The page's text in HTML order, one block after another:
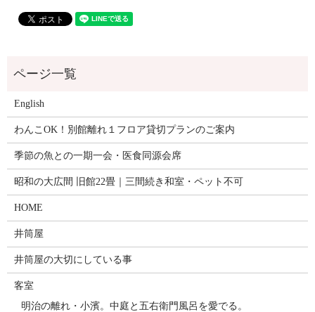
English
わんこOK！別館離れ１フロア貸切プランのご案内
季節の魚との一期一会・医食同源会席
昭和の大広間 旧館22畳｜三間続き和室・ペット不可
HOME
井筒屋
井筒屋の大切にしている事
客室
明治の離れ・小濱。中庭と五右衛門風呂を愛でる。